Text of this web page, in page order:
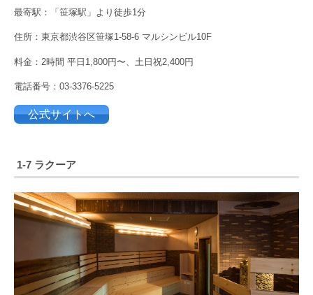
最寄駅：「笹塚駅」より徒歩1分
住所：東京都渋谷区笹塚1-58-6 マルシンビル10F
料金：2時間 平日1,800円〜、土日祝2,400円
電話番号：03-3376-5225
公式サイトへ
1-7 ラクーア